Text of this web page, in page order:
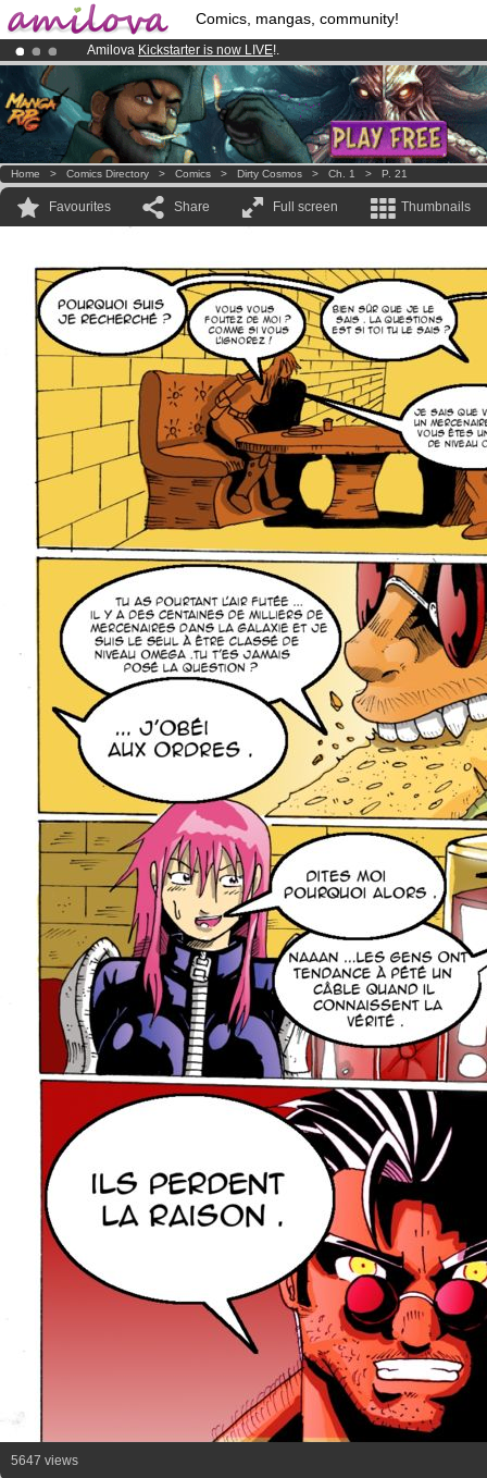
Comics, mangas, community!
Amilova Kickstarter is now LIVE!.
Premium membership from3.95 eurosper month !Get membership
Already 100000membersand 1000 comics & mangas!.
Home > Comics Directory > Comics > Dirty Cosmos > Ch. 1 > P. 21
Favourites Share Full screen Thumbnails
5647 views